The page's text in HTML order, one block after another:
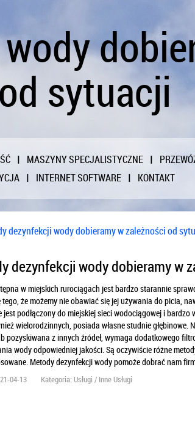
sytuacji
MASZYNY SPECJALISTYCZNE
INTERNET SOFTWARE KONTAKT
dezynfekcji wody dobieramy w zależności od
dezynfekcji wody dobieramy w
w miejskich rurociągach jest bardzo starannie
że możemy nie obawiać się jej używania do picia,
jest podłączony do miejskiej sieci wodociągowej i
wielorodzinnych, posiada własne studnie głębinowe.
pozyskiwana z innych źródeł, wymaga dodatkowego
wody odpowiedniej jakości. Są oczywiście różne
Metody dezynfekcji wody pomoże dobrać nam
04-13 Kategoria: Usługi / Inne Usługi